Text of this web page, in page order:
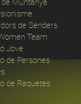
de Senders
Team
Jove
de Persones
de Raquetes